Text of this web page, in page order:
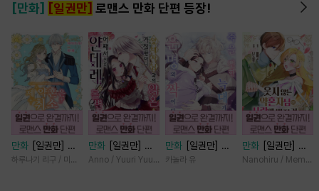
[만화] [일권만] 로맨스 만화 단편 등장!
만화
[일권만] 제
약혼은 취소되었습
하루나기 리구 / 미즈메
만화
[일권만] 왕
태자님과의 약혼을
Anno / Yuuri Yuudachi
만화
[일권만] 죽
을 뻔한 늑대가 운
카놀라 유
만화
[일권만] 웃
지 않는 약혼자님
Nanohiru / Memeko